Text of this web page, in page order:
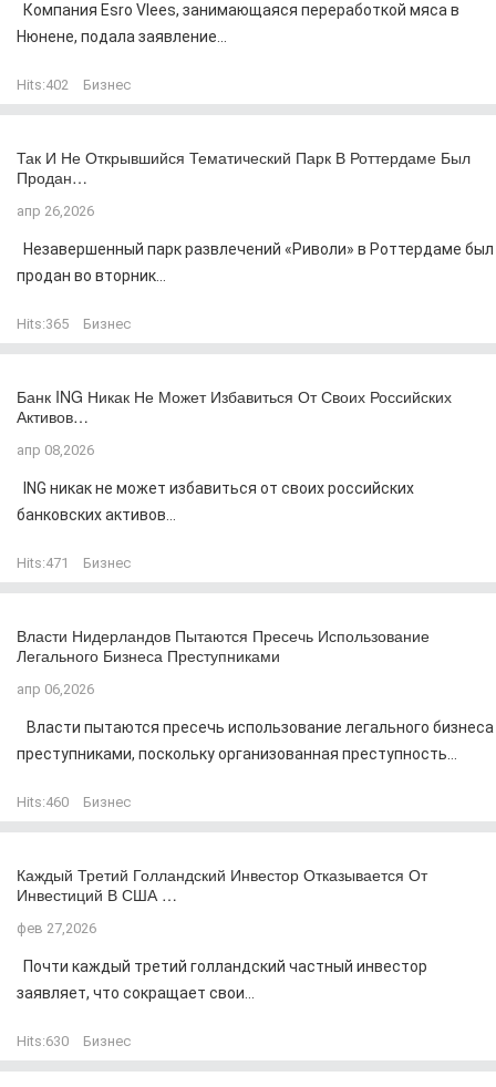
Компания Esro Vlees, занимающаяся переработкой мяса в
Нюнене, подала заявление...
Hits:402 Бизнес
Так И Не Открывшийся Тематический Парк В Роттердаме Был
Продан…
апр 26,2026
Незавершенный парк развлечений «Риволи» в Роттердаме был
продан во вторник...
Hits:365 Бизнес
Банк ING Никак Не Может Избавиться От Своих Российских
Активов…
апр 08,2026
ING никак не может избавиться от своих российских
банковских активов...
Hits:471 Бизнес
Власти Нидерландов Пытаются Пресечь Использование
Легального Бизнеса Преступниками
апр 06,2026
Власти пытаются пресечь использование легального бизнеса
преступниками, поскольку организованная преступность...
Hits:460 Бизнес
Каждый Третий Голландский Инвестор Отказывается От
Инвестиций В США …
фев 27,2026
Почти каждый третий голландский частный инвестор
заявляет, что сокращает свои...
Hits:630 Бизнес